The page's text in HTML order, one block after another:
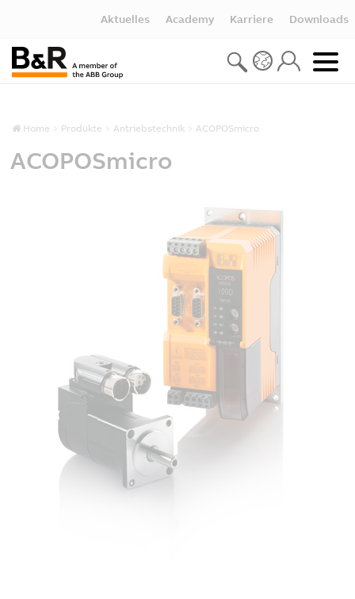
Aktuelles Academy Karriere Downloads
Home Produkte Antriebstechnik ACOPOSmicro
ACOPOSmicro